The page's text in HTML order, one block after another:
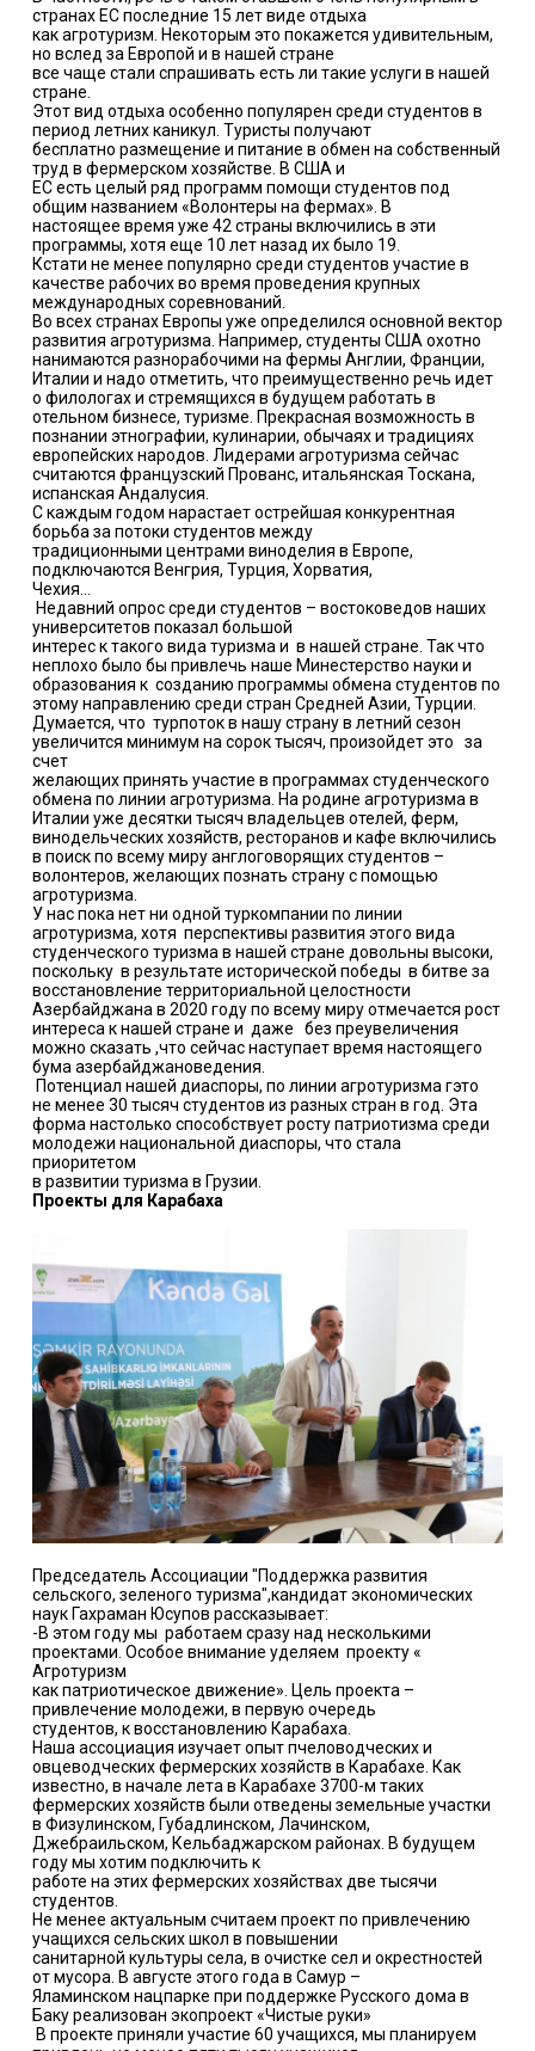
странах ЕС последние 15 лет виде отдыха
как агротуризм. Некоторым это покажется удивительным,
но вслед за Европой и в нашей стране
все чаще стали спрашивать есть ли такие услуги в нашей
стране.
Этот вид отдыха особенно популярен среди студентов в
период летних каникул. Туристы получают
бесплатно размещение и питание в обмен на собственный
труд в фермерском хозяйстве. В США и
ЕС есть целый ряд программ помощи студентов под
общим названием «Волонтеры на фермах». В
настоящее время уже 42 страны включились в эти
программы, хотя еще 10 лет назад их было 19.
Кстати не менее популярно среди студентов участие в
качестве рабочих во время проведения крупных
международных соревнований.
Во всех странах Европы уже определился основной вектор
развития агротуризма. Например, студенты США охотно
нанимаются разнорабочими на фермы Англии, Франции,
Италии и надо отметить, что преимущественно речь идет
о филологах и стремящихся в будущем работать в
отельном бизнесе, туризме. Прекрасная возможность в
познании этнографии, кулинарии, обычаях и традициях
европейских народов. Лидерами агротуризма сейчас
считаются французский Прованс, итальянская Тоскана,
испанская Андалусия.
С каждым годом нарастает острейшая конкурентная
борьба за потоки студентов между
традиционными центрами виноделия в Европе,
подключаются Венгрия, Турция, Хорватия,
Чехия…
Недавний опрос среди студентов – востоковедов наших
университетов показал большой
интерес к такого вида туризма и в нашей стране. Так что
неплохо было бы привлечь наше Минестерство науки и
образования к созданию программы обмена студентов по
этому направлению среди стран Средней Азии, Турции.
Думается, что турпоток в нашу страну в летний сезон
увеличится минимум на сорок тысяч, произойдет это за
счет
желающих принять участие в программах студенческого
обмена по линии агротуризма. На родине агротуризма в
Италии уже десятки тысяч владельцев отелей, ферм,
винодельческих хозяйств, ресторанов и кафе включились
в поиск по всему миру англоговорящих студентов –
волонтеров, желающих познать страну с помощью
агротуризма.
У нас пока нет ни одной туркомпании по линии
агротуризма, хотя перспективы развития этого вида
студенческого туризма в нашей стране довольны высоки,
поскольку в результате исторической победы в битве за
восстановление территориальной целостности
Азербайджана в 2020 году по всему миру отмечается рост
интереса к нашей стране и даже без преувеличения
можно сказать ,что сейчас наступает время настоящего
бума азербайджановедения.
Потенциал нашей диаспоры, по линии агротуризма гэто
не менее 30 тысяч студентов из разных стран в год. Эта
форма настолько способствует росту патриотизма среди
молодежи национальной диаспоры, что стала
приоритетом
в развитии туризма в Грузии.
Проекты для Карабаха
Председатель Ассоциации "Поддержка развития
сельского, зеленого туризма",кандидат экономических
наук Гахраман Юсупов рассказывает:
-В этом году мы работаем сразу над несколькими
проектами. Особое внимание уделяем проекту «
Агротуризм
как патриотическое движение». Цель проекта –
привлечение молодежи, в первую очередь
студентов, к восстановлению Карабаха.
Наша ассоциация изучает опыт пчеловодческих и
овцеводческих фермерских хозяйств в Карабахе. Как
известно, в начале лета в Карабахе 3700-м таких
фермерских хозяйств были отведены земельные участки
в Физулинском, Губадлинском, Лачинском,
Джебраильском, Кельбаджарском районах. В будущем
году мы хотим подключить к
работе на этих фермерских хозяйствах две тысячи
студентов.
Не менее актуальным считаем проект по привлечению
учащихся сельских школ в повышении
санитарной культуры села, в очистке сел и окрестностей
от мусора. В августе этого года в Самур –
Яламинском нацпарке при поддержке Русского дома в
Баку реализован экопроект «Чистые руки»
В проекте приняли участие 60 учащихся, мы планируем